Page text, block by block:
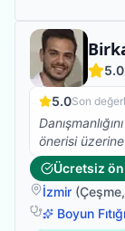
5.0
5.0Son
önerisi
iğne tedavisi
işinde
edebilirim.
Ücretsiz
İzmir (Çeşme,
Boyun Fıtığı